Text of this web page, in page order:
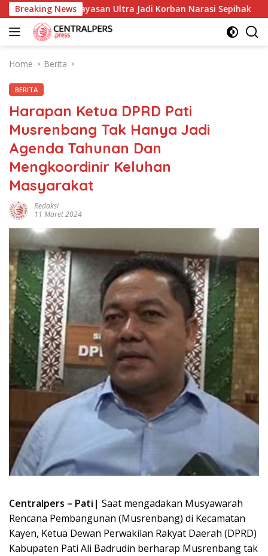
Skip
to
content
Breaking News
dan Yayasan Ultra Jadi Korban Narasi Sepihak
Home Berita
BERITA
Harapan Ketua DPRD Pati
Musrenbang Tak Hanya Jadi
Agenda Tahunan Dan
Mengkoordinir Keluhan
Masyarakat
Redaksi
11 Maret 2024
Centralpers – Pati| Saat mengadakan Musyawarah
Rencana Pembangunan (Musrenbang) di Kecamatan
Kayen, Ketua Dewan Perwakilan Rakyat Daerah (DPRD)
Kabupaten Pati Ali Badrudin berharap Musrenbang tak